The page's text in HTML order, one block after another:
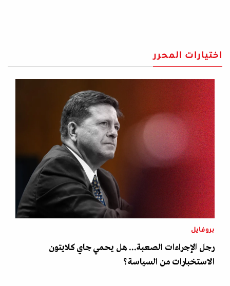
اختيارات المحرر
بروفايل
رجل الإجراءات الصعبة... هل يحمي جاي كلايتون
الاستخبارات من السياسة؟